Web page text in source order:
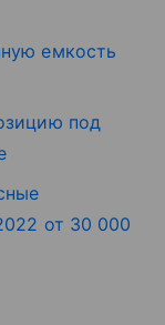
емкость
под
от 30 000